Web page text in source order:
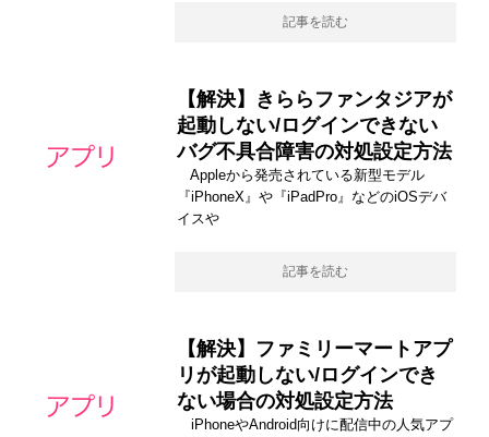
記事を読む
【解決】きららファンタジアが
起動しない/ログインできない
バグ不具合障害の対処設定方法
Appleから発売されている新型モデル
『iPhoneX』や『iPadPro』などのiOSデバ
イスや
記事を読む
【解決】ファミリーマートアプ
リが起動しない/ログインでき
ない場合の対処設定方法
iPhoneやAndroid向けに配信中の人気アプ